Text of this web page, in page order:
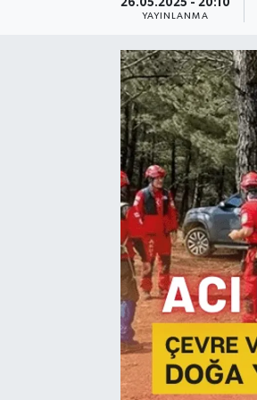
26.05.2025 - 20:10
YAYINLANMA
Röportajlar